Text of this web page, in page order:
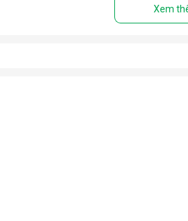
hiệu” với đầy đủ các bộ phận: Dàn
Xem